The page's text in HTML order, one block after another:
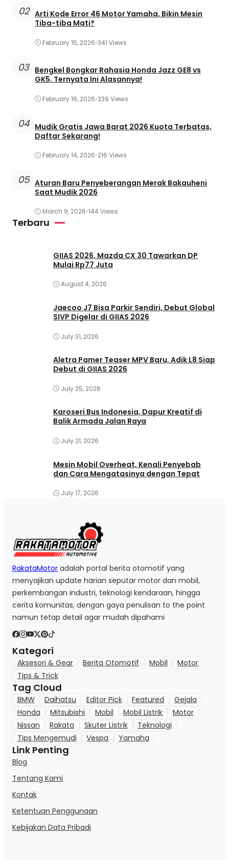
02 Arti Kode Error 46 Motor Yamaha, Bikin Mesin
Tiba-tiba Mati?
February 15, 2026•341 Views
03 Bengkel Bongkar Rahasia Honda Jazz GE8 vs
GK5, Ternyata Ini Alasannya!
February 16, 2026•239 Views
04 Mudik Gratis Jawa Barat 2026 Kuota Terbatas,
Daftar Sekarang!
February 14, 2026•216 Views
05 Aturan Baru Penyeberangan Merak Bakauheni
Saat Mudik 2026
March 9, 2026•144 Views
Terbaru
GIIAS 2026, Mazda CX 30 Tawarkan DP
Mulai Rp77 Juta
August 4, 2026
Jaecoo J7 Bisa Parkir Sendiri, Debut Global
SIVP Digelar di GIIAS 2026
July 31, 2026
Aletra Pamer Teaser MPV Baru, Adik L8 Siap
Debut di GIIAS 2026
July 25, 2026
Karoseri Bus Indonesia, Dapur Kreatif di
Balik Armada Jalan Raya
July 21, 2026
Mesin Mobil Overheat, Kenali Penyebab
dan Cara Mengatasinya dengan Tepat
July 17, 2026
RakataMotor adalah portal berita otomotif yang
menyajikan update harian seputar motor dan mobil,
perkembangan industri, teknologi kendaraan, hingga
cerita komunitas, dengan gaya penulisan to the point
namun tetap detail agar mudah dipahami
Kategori
Aksesori & Gear Berita Otomotif Mobil
Motor
Tips & Trick
Tag Cloud
BMW Daihatsu Editor Pick Featured
Gejala
Honda
Mitsubishi Mobil Mobil Listrik
Motor
Nissan
Rakata Skuter Listrik
Teknologi
Tips Mengemudi
Vespa Yamaha
Link Penting
Blog
Tentang Kami
Kontak
Ketentuan Penggunaan
Kebijakan Data Pribadi